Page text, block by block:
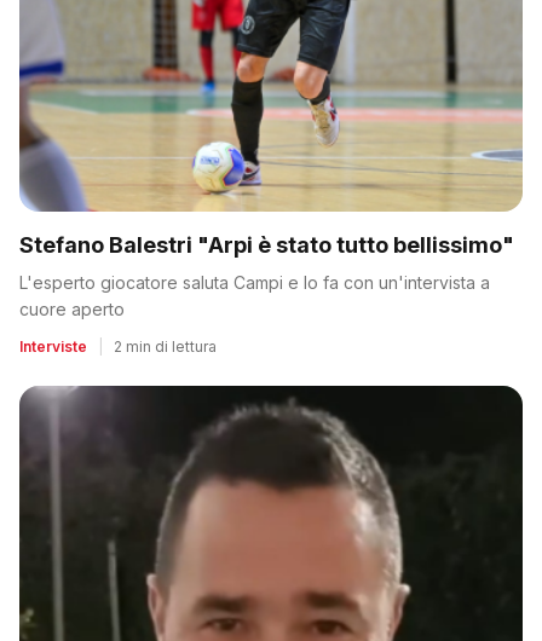
Stefano Balestri "Arpi è stato tutto bellissimo"
L'esperto giocatore saluta Campi e lo fa con un'intervista a
cuore aperto
Interviste 2 min di lettura